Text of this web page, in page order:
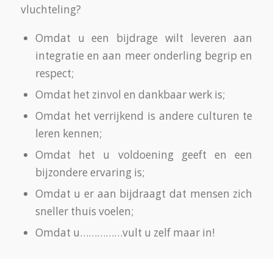
vluchteling?
Omdat u een bijdrage wilt leveren aan
integratie en aan meer onderling begrip en
respect;
Omdat het zinvol en dankbaar werk is;
Omdat het verrijkend is andere culturen te
leren kennen;
Omdat het u voldoening geeft en een
bijzondere ervaring is;
Omdat u er aan bijdraagt dat mensen zich
sneller thuis voelen;
Omdat u……………vult u zelf maar in!